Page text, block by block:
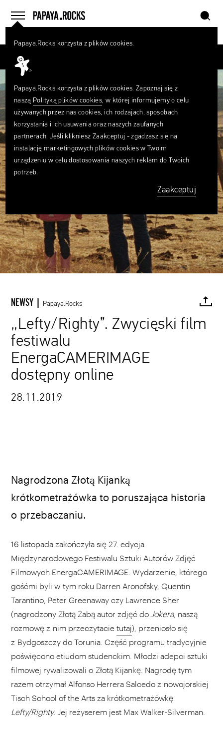
menu
home szukaj
NEWSY | Papaya.Rocks
„Lefty/Righty”. Zwycięski film
festiwalu
EnergaCAMERIMAGE
dostępny online
28.11.2019
FACEBOOK TWITTER
Nagrodzona Złotą Kijanką
krótkometrażówka to poruszająca historia
o przebaczaniu.
16 listopada zakończyła się 27. edycja
Międzynarodowego Festiwalu Sztuki Autorów Zdjęć
Filmowych EnergaCAMERIMAGE. Wydarzenie, którego
gośćmi byli w tym roku Darren Aronofsky, Quentin
Tarantino, Peter Greenaway czy Lawrence Sher
(nagrodzony Złotą Żabą autor zdjęć do Jokera, naszą
rozmowę z nim przeczytacie tutaj), przeniosło się
z Bydgoszczy do Torunia. Część programu tradycyjnie
poświęcono etiudom studenckim. Młodzi adepci sztuki
filmowej rywalizowali o Złotą Kijankę. Nagrodę tym
razem otrzymał Alfonso Herrera Salcedo z nowojorskiej
Tisch School of the Arts za krótkometrażówkę
Lefty/Righty. Jej reżyserem jest Max Walker-Silverman.
Papaya.Rocks korzysta z plików cookies.
Papaya.Rocks korzysta z plików cookies. Zapoznaj się z
naszą Polityką plików cookies, w której informujemy o celu
używanych przez nas cookies, ich rodzajach, sposobach
korzystania i ich usuwania oraz naszych zaufanych
partnerach. Jeśli klikniesz Zaakceptuj - zgadzasz się na
instalację marketingowych plików cookies w Twoim
urządzeniu w celu dostosowania naszych reklam do Twoich
potrzeb.
Zaakceptuj
Czego
szukasz?